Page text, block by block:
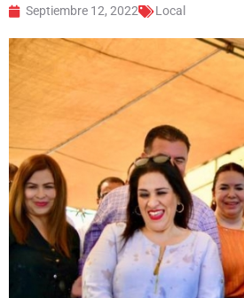
Septiembre 12, 2022 Local